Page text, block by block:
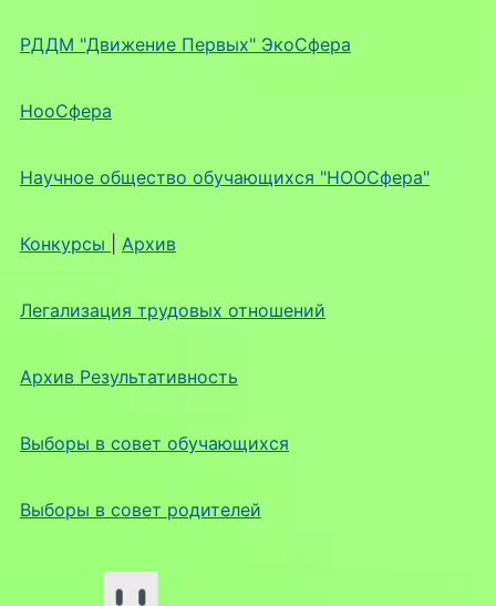
РДДМ "Движение Первых" ЭкоСфера
НооСфера
Научное общество обучающихся "НООСфера"
Конкурсы Архив
Легализация трудовых отношений
Архив Результативность
Выборы в совет обучающихся
Выборы в совет родителей